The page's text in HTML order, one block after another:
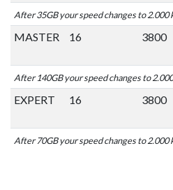
After 35GB your speed changes to
MASTER 16 3800
After 140GB your speed changes to
EXPERT 16 3800
After 70GB your speed changes to